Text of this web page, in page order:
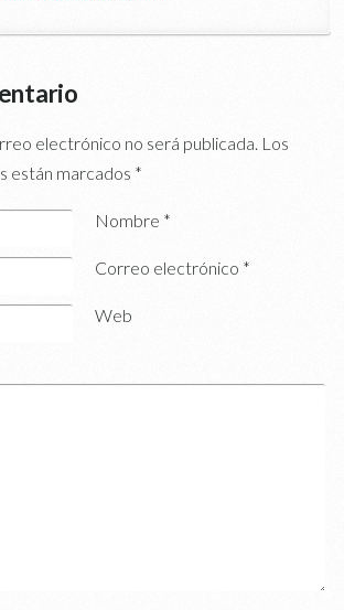
electrónico no será publicada. Los
están marcados *
Nombre *
Correo electrónico *
Web